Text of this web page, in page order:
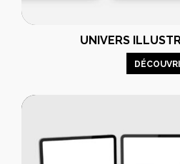
UNIVERS